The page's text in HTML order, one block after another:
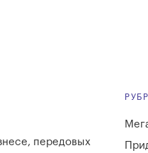
передовых